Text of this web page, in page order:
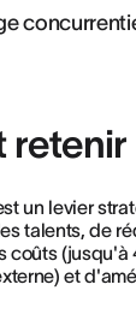
retenir
un levier
talents, de
coûts (jusqu'à
et